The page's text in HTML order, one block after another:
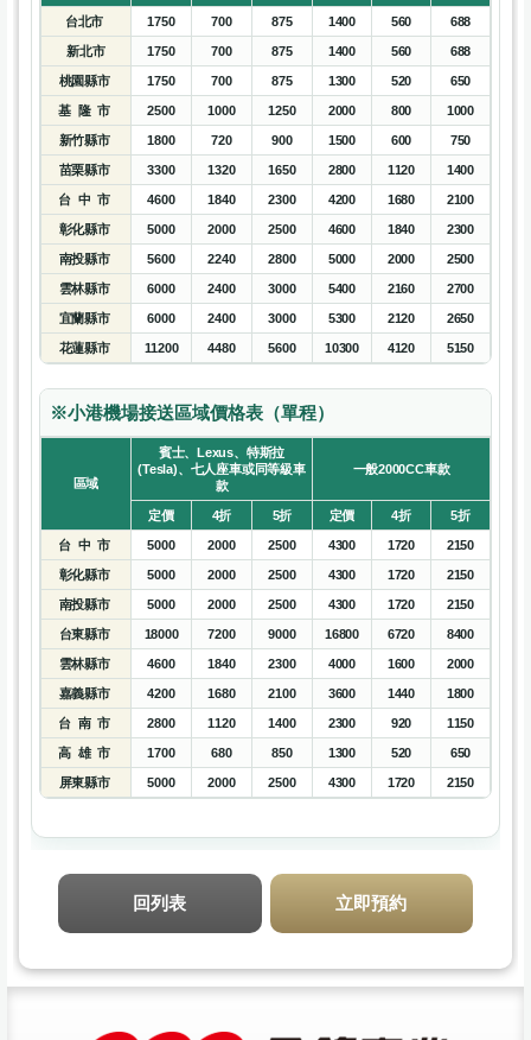
台北市 1750 700 875 1400 560 688
新北市 1750 700 875 1400 560 688
桃園縣市 1750 700 875 1300 520 650
基 隆 市 2500 1000 1250 2000 800 1000
新竹縣市 1800 720 900 1500 600 750
苗栗縣市 3300 1320 1650 2800 1120 1400
台 中 市 4600 1840 2300 4200 1680 2100
彰化縣市 5000 2000 2500 4600 1840 2300
南投縣市 5600 2240 2800 5000 2000 2500
雲林縣市 6000 2400 3000 5400 2160 2700
宜蘭縣市 6000 2400 3000 5300 2120 2650
花蓮縣市 11200 4480 5600 10300 4120 5150
※小港機場接送區域價格表（單程）
區域
賓士、Lexus、特斯拉
(Tesla)、七人座車或同等級車
款
一般2000CC車款
定價 4折 5折 定價 4折 5折
台 中 市 5000 2000 2500 4300 1720 2150
彰化縣市 5000 2000 2500 4300 1720 2150
南投縣市 5000 2000 2500 4300 1720 2150
台東縣市 18000 7200 9000 16800 6720 8400
雲林縣市 4600 1840 2300 4000 1600 2000
嘉義縣市 4200 1680 2100 3600 1440 1800
台 南 市 2800 1120 1400 2300 920 1150
高 雄 市 1700 680 850 1300 520 650
屏東縣市 5000 2000 2500 4300 1720 2150
回列表 立即預約